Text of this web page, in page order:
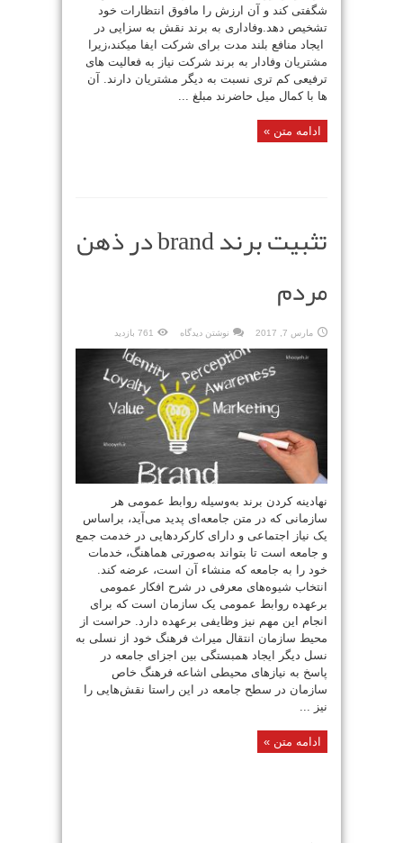
شگفتی کند و آن ارزش را مافوق انتظارات خود
تشخیص دهد.وفاداری به برند نقش به سزایی در
ایجاد منافع بلند مدت برای شرکت ایفا میکند،زیرا
مشتریان وفادار به برند شرکت نیاز به فعالیت های
ترفیعی کم تری نسبت به دیگر مشتریان دارند. آن
ها با کمال میل حاضرند مبلغ ...
ادامه متن »
تثبیت برند brand در ذهن
مردم
مارس 7, 2017 نوشتن دیدگاه 761 بازدید
نهادینه‌ کردن‌ برند به‌وسیله روابط عمومی هر
سازمانی‌ که‌ در متن‌ جامعه‌ای‌ پدید می‌آید، براساس‌
یک‌ نیاز اجتماعی‌ و دارای کارکردهایی‌ در خدمت‌ جمع‌
و جامعه‌ است تا بتواند به‌‌صورتی‌ هماهنگ‌، خدمات‌
خود را به‌ جامعه‌ که‌ منشاء آن‌ است‌، عرضه‌ کند.
انتخاب‌ شیوه‌های‌ معرفی‌ در شرح افکار عمومی‌
برعهده‌ روابط عمومی‌ یک‌ سازمان‌ است‌ که برای‌
انجام‌ این‌ مهم‌ نیز وظایفی‌ برعهده‌ دارد. حراست‌ از
محیط سازمان‌ انتقال‌ میراث‌ فرهنگ‌ خود از نسلی‌ به‌
نسل‌ دیگر ایجاد همبستگی‌ بین‌ اجزای‌ جامعه‌ در
پاسخ‌ به‌ نیازهای‌ محیطی‌ اشاعه‌ فرهنگ‌ خاص‌
سازمان‌ در سطح‌ جامعه‌ در این‌ راستا نقش‌‌هایی را
نیز ...
ادامه متن »